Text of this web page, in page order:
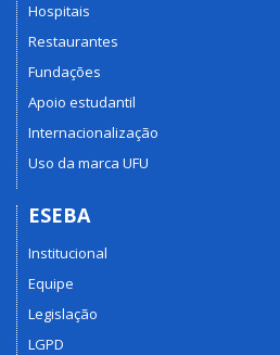
Hospitais
Restaurantes
Fundações
Apoio estudantil
Internacionalização
Uso da marca UFU
ESEBA
Institucional
Equipe
Legislação
LGPD